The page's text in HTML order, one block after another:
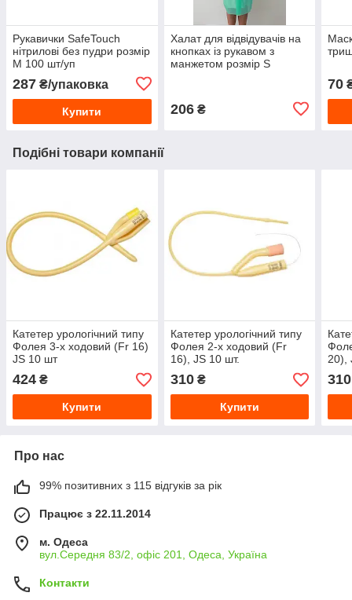
Рукавички SafeTouch
нітрилові без пудри розмір
М 100 шт/уп
287 ₴/упаковка
Купити
Халат для відвідувачів на
кнопках із рукавом з
манжетом розмір S
206₴
70
Подібні товари компанії
Катетер урологічний типу
Фолея 3-х ходовий (Fr 16)
JS 10 шт
424 ₴
Купити
Катетер урологічний типу
Фолея 2-х ходовий (Fr
16), JS 10 шт.
310₴
Купити
20),
310
Про нас
99% позитивних з 115 відгуків за рік
Працює з 22.11.2014
м. Одеса
вул.Середня 83/2, офіс 201, Одеса, Україна
Контакти